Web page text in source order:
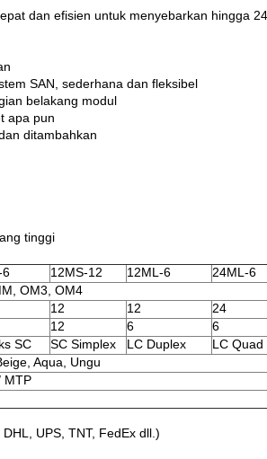
dan efisien untuk menyebarkan hingga
SAN, sederhana dan fleksibel
belakang modul
apa pun
ditambahkan
tinggi
6 12MS-12 12ML-6
24ML-6
OM3, OM4
12 12
24
12 6
6
SC SC Simplex LC Duplex
LC Quad
Aqua, Ungu
MTP
UPS, TNT, FedEx dll.)